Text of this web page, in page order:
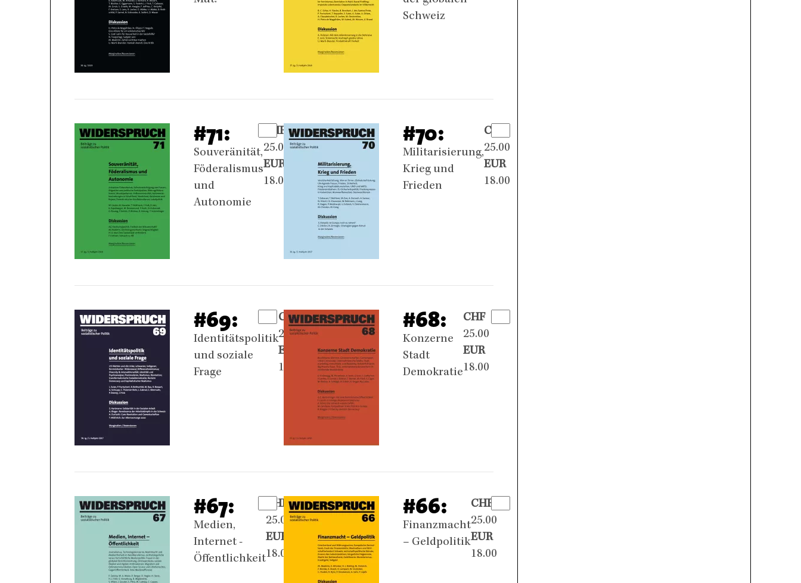
Schweiz
#71:
Souveränität,
Föderalismus
und
Autonomie
CHF
25.00
EUR
18.00
#70:
Militarisierung,
Krieg und
Frieden
CHF
25.00
EUR
18.00
#69:
Identitätspolitik
und soziale
Frage
CHF
25.00
EUR
18.00
#68:
Konzerne
Stadt
Demokratie
CHF
25.00
EUR
18.00
#67:
Medien,
Internet -
Öffentlichkeit
CHF
25.00
EUR
18.00
#66:
Finanzmacht
– Geldpolitik
CHF
25.00
EUR
18.00